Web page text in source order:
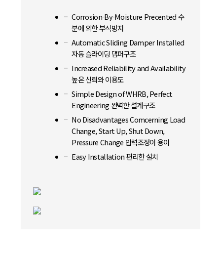
Corrosion-By-Moisture Precented 수
분에 의한 부식방지
Automatic Sliding Damper Installed
자동 슬라이딩 댐퍼구조
Increased Reliability and Availability
높은 신뢰와 이용도
Simple Design of WHRB, Perfect
Engineering 완벽한 설계구조
No Disadvantages Comcerning Load
Change, Start Up, Shut Down,
Pressure Change 압력조정이 용이
Easy Installation 편리한 설치